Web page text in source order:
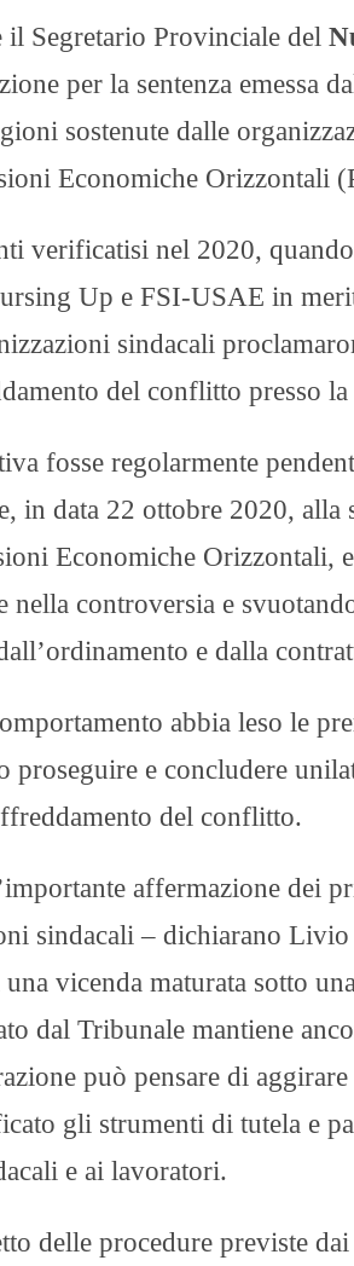
il Segretario Provinciale del
per la sentenza emessa
sostenute dalle
Economiche Orizzontali
verificatisi nel 2020,
Up e FSI-USAE in
sindacali
del conflitto presso
fosse regolarmente
in data 22 ottobre 2020,
Economiche Orizzontali,
controversia e
e dalla
abbia leso le
proseguire e concludere
del conflitto.
affermazione dei
sindacali – dichiarano
vicenda maturata sotto
dal Tribunale mantiene
può pensare di
gli strumenti di tutela e
e ai lavoratori.
delle procedure previste